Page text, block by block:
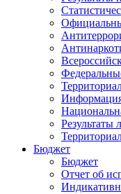
Результаты
Бюджет
Бюджет
Отчет об